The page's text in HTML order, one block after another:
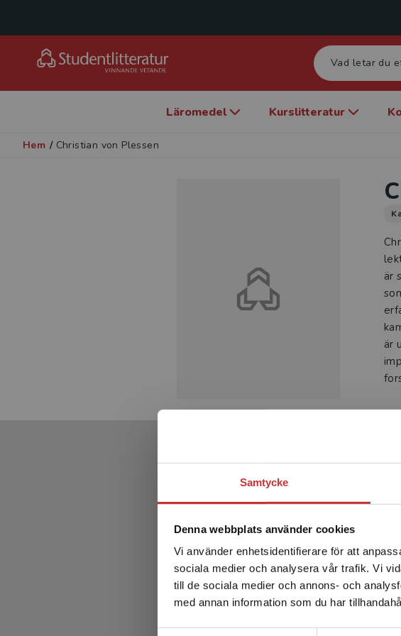
Samtycke
Denna webbplats använder cookies
Vi använder enhetsidentifierare för att
sociala medier och analysera vår trafik. Vi
till de sociala medier och annons- och
med annan information som du har
Det verkar
enhet utanför
Sverige. För
Läromedel Kurslitteratur
Hem / Christian von Plessen
är
är